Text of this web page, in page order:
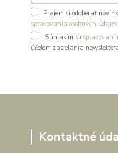
Prajem si odoberať
spracovania osobných údajov.
Súhlasím so
účelom zasielania
Kontaktné